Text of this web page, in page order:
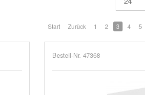
Start Zurück 1 2 3 4 5
Bestell-Nr. 47368